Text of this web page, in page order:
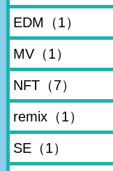
EDM （1）
MV（1）
NFT（7）
remix（1）
SE（1）